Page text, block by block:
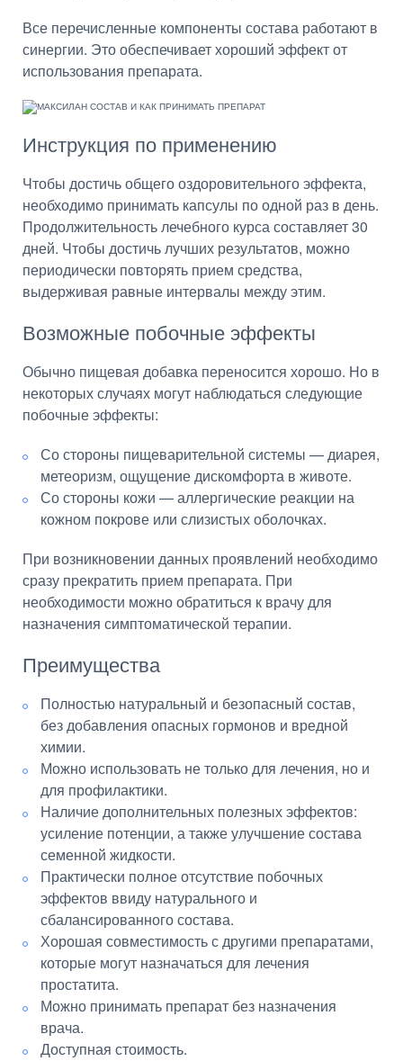
Все перечисленные компоненты состава работают в
синергии. Это обеспечивает хороший эффект от
использования препарата.
Инструкция по применению
Чтобы достичь общего оздоровительного эффекта,
необходимо принимать капсулы по одной раз в день.
Продолжительность лечебного курса составляет 30
дней. Чтобы достичь лучших результатов, можно
периодически повторять прием средства,
выдерживая равные интервалы между этим.
Возможные побочные эффекты
Обычно пищевая добавка переносится хорошо. Но в
некоторых случаях могут наблюдаться следующие
побочные эффекты:
Со стороны пищеварительной системы — диарея,
метеоризм, ощущение дискомфорта в животе.
Со стороны кожи — аллергические реакции на
кожном покрове или слизистых оболочках.
При возникновении данных проявлений необходимо
сразу прекратить прием препарата. При
необходимости можно обратиться к врачу для
назначения симптоматической терапии.
Преимущества
Полностью натуральный и безопасный состав,
без добавления опасных гормонов и вредной
химии.
Можно использовать не только для лечения, но и
для профилактики.
Наличие дополнительных полезных эффектов:
усиление потенции, а также улучшение состава
семенной жидкости.
Практически полное отсутствие побочных
эффектов ввиду натурального и
сбалансированного состава.
Хорошая совместимость с другими препаратами,
которые могут назначаться для лечения
простатита.
Можно принимать препарат без назначения
врача.
Доступная стоимость.